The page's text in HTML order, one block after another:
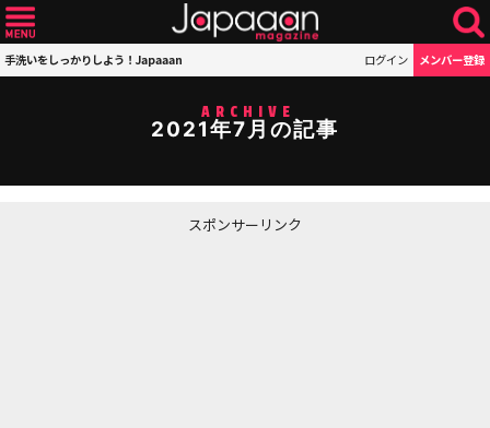
手洗いをしっかりしよう！Japaaan ログイン メンバー登録
ARCHIVE
2021年7月の記事
スポンサーリンク